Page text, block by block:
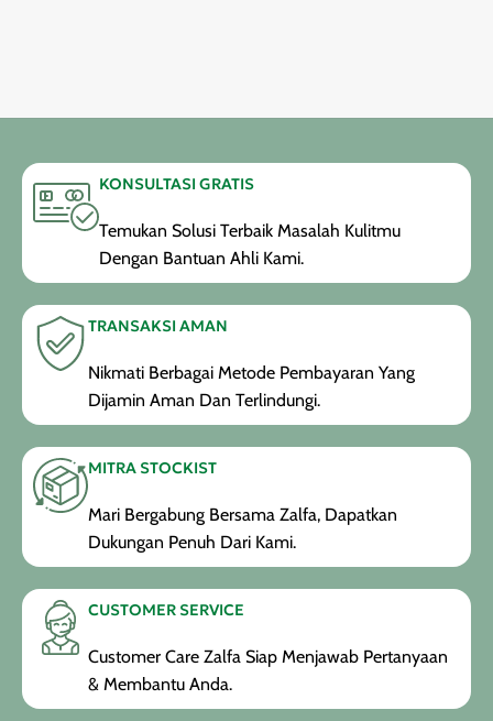
KONSULTASI GRATIS
Temukan Solusi Terbaik Masalah Kulitmu
Dengan Bantuan Ahli Kami.
TRANSAKSI AMAN
Nikmati Berbagai Metode Pembayaran Yang
Dijamin Aman Dan Terlindungi.
MITRA STOCKIST
Mari Bergabung Bersama Zalfa, Dapatkan
Dukungan Penuh Dari Kami.
CUSTOMER SERVICE
Customer Care Zalfa Siap Menjawab Pertanyaan
& Membantu Anda.